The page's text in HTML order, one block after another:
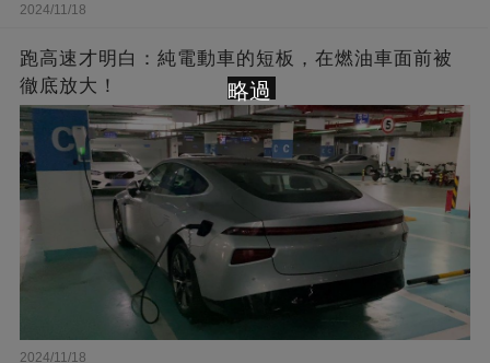
2024/11/18
跑高速才明白：純電動車的短板，在燃油車面前被
徹底放大！
2024/11/18
略過